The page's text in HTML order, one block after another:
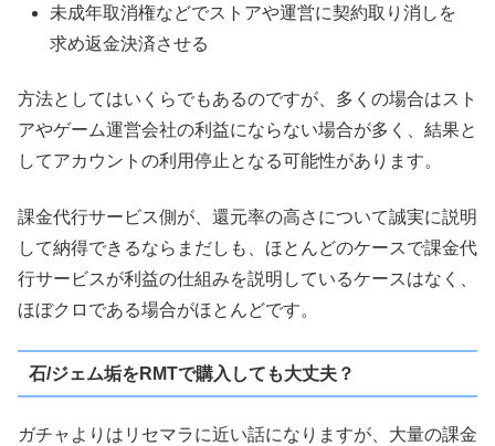
未成年取消権などでストアや運営に契約取り消しを
求め返金決済させる
方法としてはいくらでもあるのですが、多くの場合はスト
アやゲーム運営会社の利益にならない場合が多く、結果と
してアカウントの利用停止となる可能性があります。
課金代行サービス側が、還元率の高さについて誠実に説明
して納得できるならまだしも、ほとんどのケースで課金代
行サービスが利益の仕組みを説明しているケースはなく、
ほぼクロである場合がほとんどです。
石/ジェム垢をRMTで購入しても大丈夫？
ガチャよりはリセマラに近い話になりますが、大量の課金